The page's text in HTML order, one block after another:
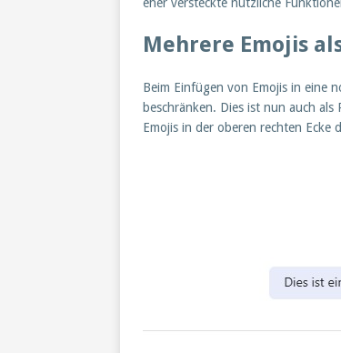
Mehrere Emojis
Beim Einfügen von Emojis in eine
beschränken. Dies ist nun auch
Emojis in der oberen rechten Ecke